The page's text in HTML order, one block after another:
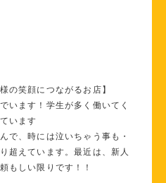
の笑顔につながるお店】
います！学生が多く働いてく
います
で、時には泣いちゃう事も・
超えています。最近は、新人
もしい限りです！！